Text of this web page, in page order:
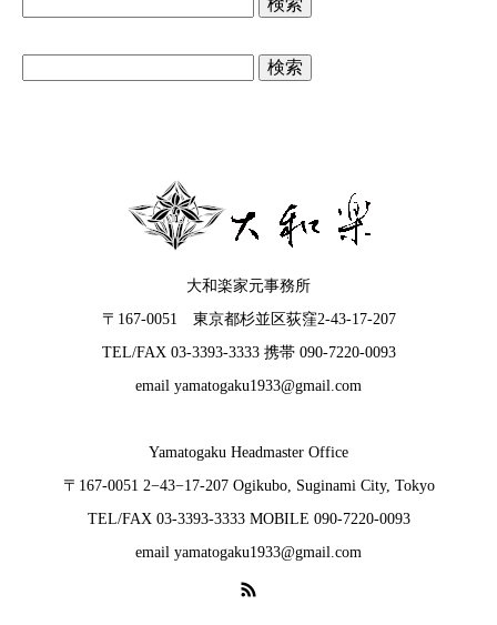
大和楽家元事務所
〒167-0051 東京都杉並区荻窪2-43-17-207
TEL/FAX 03-3393-3333 携帯 090-7220-0093
email yamatogaku1933@gmail.com
Yamatogaku Headmaster Office
〒167-0051 2−43−17-207 Ogikubo, Suginami City, Tokyo
TEL/FAX 03-3393-3333 MOBILE 090-7220-0093
email yamatogaku1933@gmail.com